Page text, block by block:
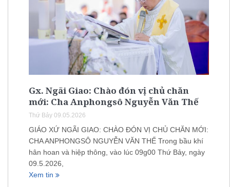
Gx. Ngãi Giao: Chào đón vị chủ chăn
mới: Cha Anphongsô Nguyễn Văn Thế
Thứ Bảy 09.05.2026
GIÁO XỨ NGÃI GIAO: CHÀO ĐÓN VỊ CHỦ CHĂN MỚI:
CHA ANPHONGSÔ NGUYỄN VĂN THẾ Trong bầu khí
hân hoan và hiệp thông, vào lúc 09g00 Thứ Bảy, ngày
09.5.2026,
Xem tin